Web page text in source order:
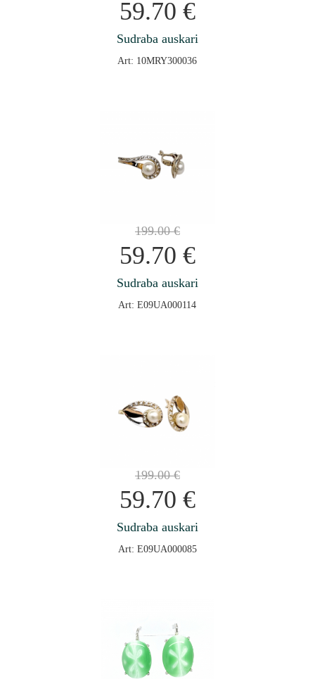
59.70 €
Sudraba auskari
Art: 10MRY300036
199.00€
59.70 €
Sudraba auskari
Art: E09UA000114
199.00€
59.70 €
Sudraba auskari
Art: E09UA000085